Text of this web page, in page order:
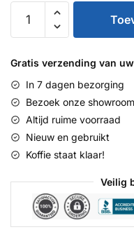
Dutch
Basic+
26
Matt
Black
::
26
inch
Gratis verzending van
In 7 dagen bezorging
Bezoek onze showroom
Altijd ruime voorraad
Nieuw en gebruikt
Koffie staat klaar!
Veilig